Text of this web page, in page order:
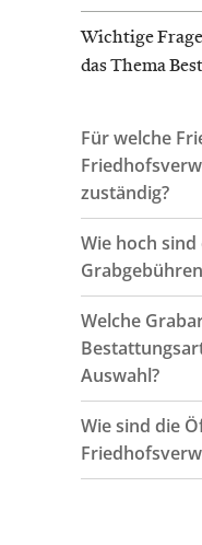
Wichtige
das Thema
Für welche
zuständig?
Wie hoch
Welche
Auswahl?
Wie sind die